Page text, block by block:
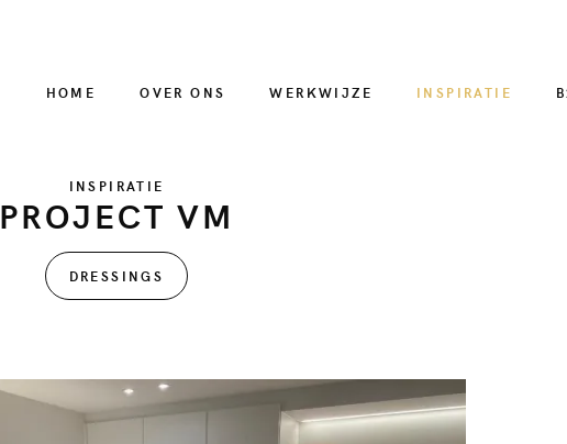
HOME OVER ONS WERKWIJZE INSPIRATIE
INSPIRATIE
PROJECT VM
DRESSINGS